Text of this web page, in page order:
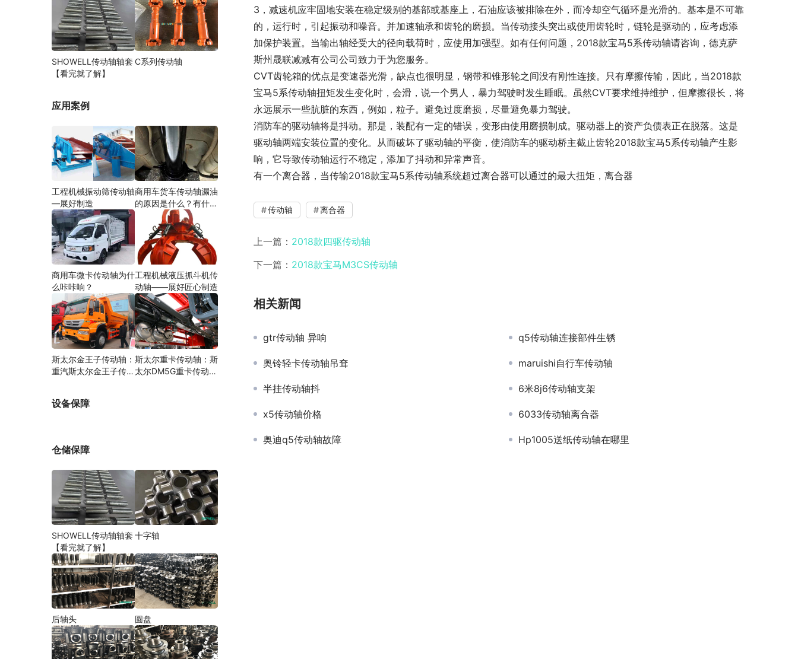
3，减速机应牢固地安装在稳定级别的基部或基座上，石油应该被排除在外，而冷却空气循环是光滑的。基本是不可靠
的，运行时，引起振动和噪音。并加速轴承和齿轮的磨损。当传动接头突出或使用齿轮时，链轮是驱动的，应考虑添
加保护装置。当输出轴经受大的径向载荷时，应使用加强型。如有任何问题，2018款宝马5系传动轴请咨询，德克萨
斯州晟联减减有公司公司致力于为您服务。
CVT齿轮箱的优点是变速器光滑，缺点也很明显，钢带和锥形轮之间没有刚性连接。只有摩擦传输，因此，当2018款
宝马5系传动轴扭矩发生变化时，会滑，说一个男人，暴力驾驶时发生睡眠。虽然CVT要求维持维护，但摩擦很长，将
永远展示一些肮脏的东西，例如，粒子。避免过度磨损，尽量避免暴力驾驶。
消防车的驱动轴将是抖动。那是，装配有一定的错误，变形由使用磨损制成。驱动器上的资产负债表正在脱落。这是
驱动轴两端安装位置的变化。从而破坏了驱动轴的平衡，使消防车的驱动桥主截止齿轮2018款宝马5系传动轴产生影
响，它导致传动轴运行不稳定，添加了抖动和异常声音。
有一个离合器，当传输2018款宝马5系传动轴系统超过离合器可以通过的最大扭矩，离合器
传动轴 离合器
上一篇： 2018款四驱传动轴
下一篇： 2018款宝马M3CS传动轴
相关新闻
gtr传动轴 异响 q5传动轴连接部件生锈
奥铃轻卡传动轴吊耷 maruishi自行车传动轴
半挂传动轴抖 6米8j6传动轴支架
x5传动轴价格 6033传动轴离合器
奥迪q5传动轴故障 Hp1005送纸传动轴在哪里
SHOWELL传动轴轴套
【看完就了解】
C系列传动轴
应用案例
工程机械振动筛传动轴
—展好制造
商用车货车传动轴漏油
的原因是什么？有什么
商用车微卡传动轴为什
么咔咔响？
工程机械液压抓斗机传
动轴——展好匠心制造
斯太尔金王子传动轴：
重汽斯太尔金王子传动
斯太尔重卡传动轴：斯
太尔DM5G重卡传动轴
设备保障
仓储保障
SHOWELL传动轴轴套
【看完就了解】
十字轴
后轴头 圆盘